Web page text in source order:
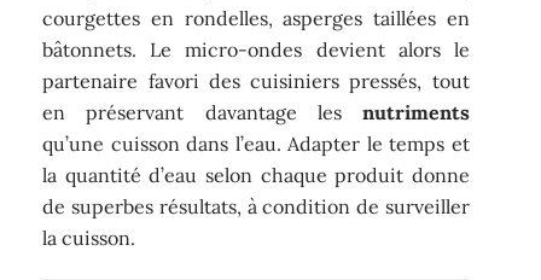
courgettes en rondelles, asperges taillées en
bâtonnets. Le micro-ondes devient alors le
partenaire favori des cuisiniers pressés, tout
en préservant davantage les nutriments
qu’une cuisson dans l’eau. Adapter le temps et
la quantité d’eau selon chaque produit donne
de superbes résultats, à condition de surveiller
la cuisson.